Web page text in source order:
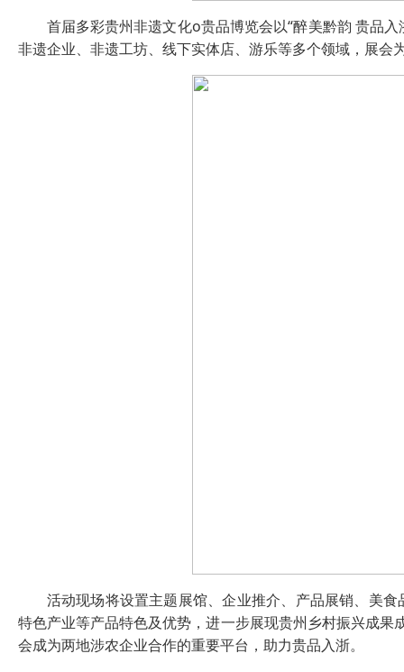
首届多彩贵州非遗文化o贵品博览会以“醉美黔韵 贵品
非遗企业、非遗工坊、线下实体店、游乐等多个领域，展会
活动现场将设置主题展馆、企业推介、产品展销、美
特色产业等产品特色及优势，进一步展现贵州乡村振兴成
会成为两地涉农企业合作的重要平台，助力贵品入浙。